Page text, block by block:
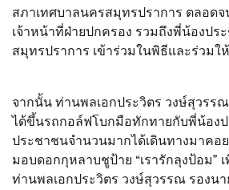
สภาเทศบาลนครสมุทรปราการ ตลอด
เจ้าหน้าที่ฝ่ายปกครอง รวมถึงพี่น้องปร
สมุทรปราการ เข้าร่วมในพิธีและร่วมใ
จากนั้น ท่านพลเอกประวิตร วงษ์สุวรร
ได้ขึ้นรถกอล์ฟโบกมือทักทายกับพี่น้อง
ประชาชนจำนวนมากได้เดินทางมาคอ
มอบดอกกุหลาบชูป้าย “เรารักลุงป้อม”
ท่านพลเอกประวิตร วงษ์สุวรรณ รองน